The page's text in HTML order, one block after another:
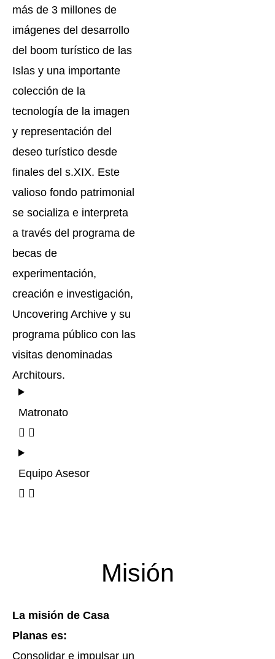
más de 3 millones de
imágenes del desarrollo
del boom turístico de las
Islas y una importante
colección de la
tecnología de la imagen
y representación del
deseo turístico desde
finales del s.XIX. Este
valioso fondo patrimonial
se socializa e interpreta
a través del programa de
becas de
experimentación,
creación e investigación,
Uncovering Archive y su
programa público con las
visitas denominadas
Architours.
Matronato
Equipo Asesor
Misión
La misión de Casa
Planas es:
Consolidar e impulsar un